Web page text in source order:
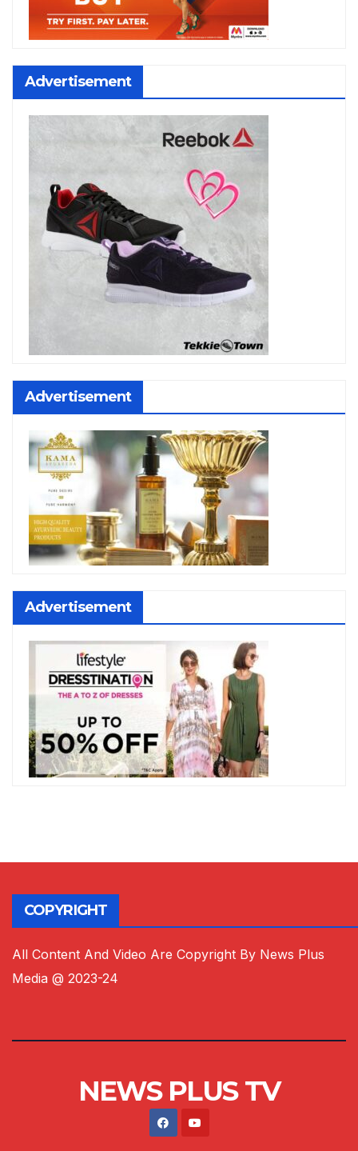
Advertisement
Advertisement
Advertisement
COPYRIGHT
All Content And Video Are Copyright By News Plus
Media @ 2023-24
NEWS PLUS TV